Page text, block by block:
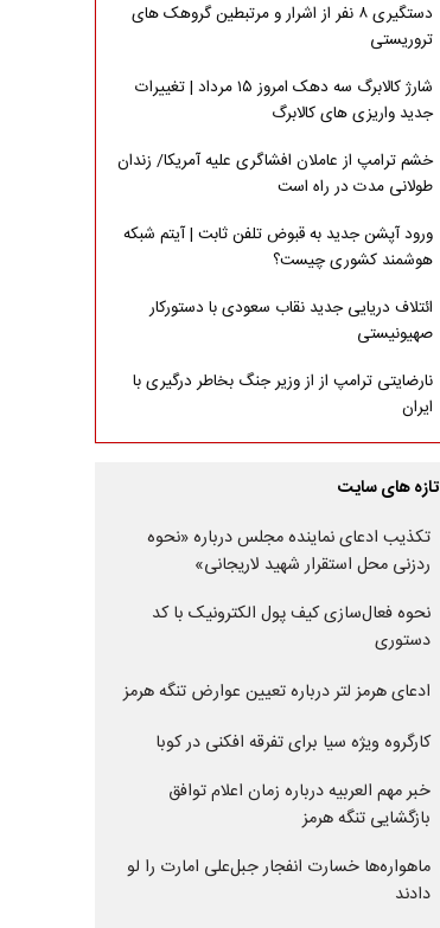
دستگیری ۸ نفر از اشرار و مرتبطین گروهک های
تروریستی
شارژ کالابرگ سه دهک امروز ۱۵ مرداد | تغییرات
جدید واریزی های کالابرگ
خشم ترامپ از عاملان افشاگری‌ علیه آمریکا/ زندان
طولانی مدت در راه است
ورود آپشن جدید به قبوض تلفن ثابت | آیتم شبکه
هوشمند کشوری چیست؟
ائتلاف دریایی جدید نقاب سعودی با دستورکار
صهیونیستی
نارضایتی ترامپ از از وزیر جنگ بخاطر درگیری با
ایران
تازه های سایت
تکذیب ادعای نماینده مجلس درباره «نحوه
ردزنی محل استقرار شهید لاریجانی»
نحوه فعال‌سازی کیف پول الکترونیک با کد
دستوری
ادعای هرمز لتر درباره تعیین عوارض تنگه هرمز
کارگروه ویژه سیا برای تفرقه افکنی در کوبا
خبر مهم العربیه درباره زمان اعلام توافق
بازگشایی تنگه هرمز
ماهواره‌‌ها خسارت انفجار جبل‌علی امارت را لو
دادند